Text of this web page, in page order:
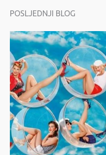
POSLJEDNJI BLOG